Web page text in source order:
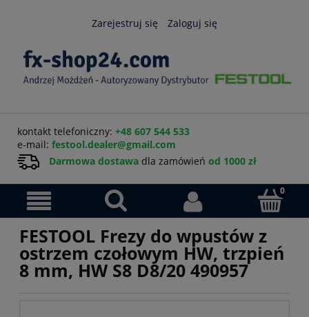
Zarejestruj się Zaloguj się
kontakt telefoniczny: +48 607 544 533
e-mail: festool.dealer@gmail.com
Darmowa dostawa dla zamówień od 1000 zł
FESTOOL Frezy do wpustów z
ostrzem czołowym HW, trzpień
8 mm, HW S8 D8/20 490957